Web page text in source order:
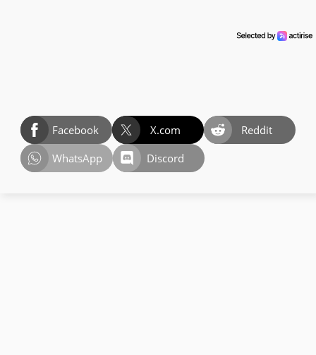
Facebook X.com
Reddit
WhatsApp
Discord